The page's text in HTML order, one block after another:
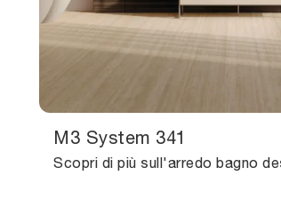
M3 System 341